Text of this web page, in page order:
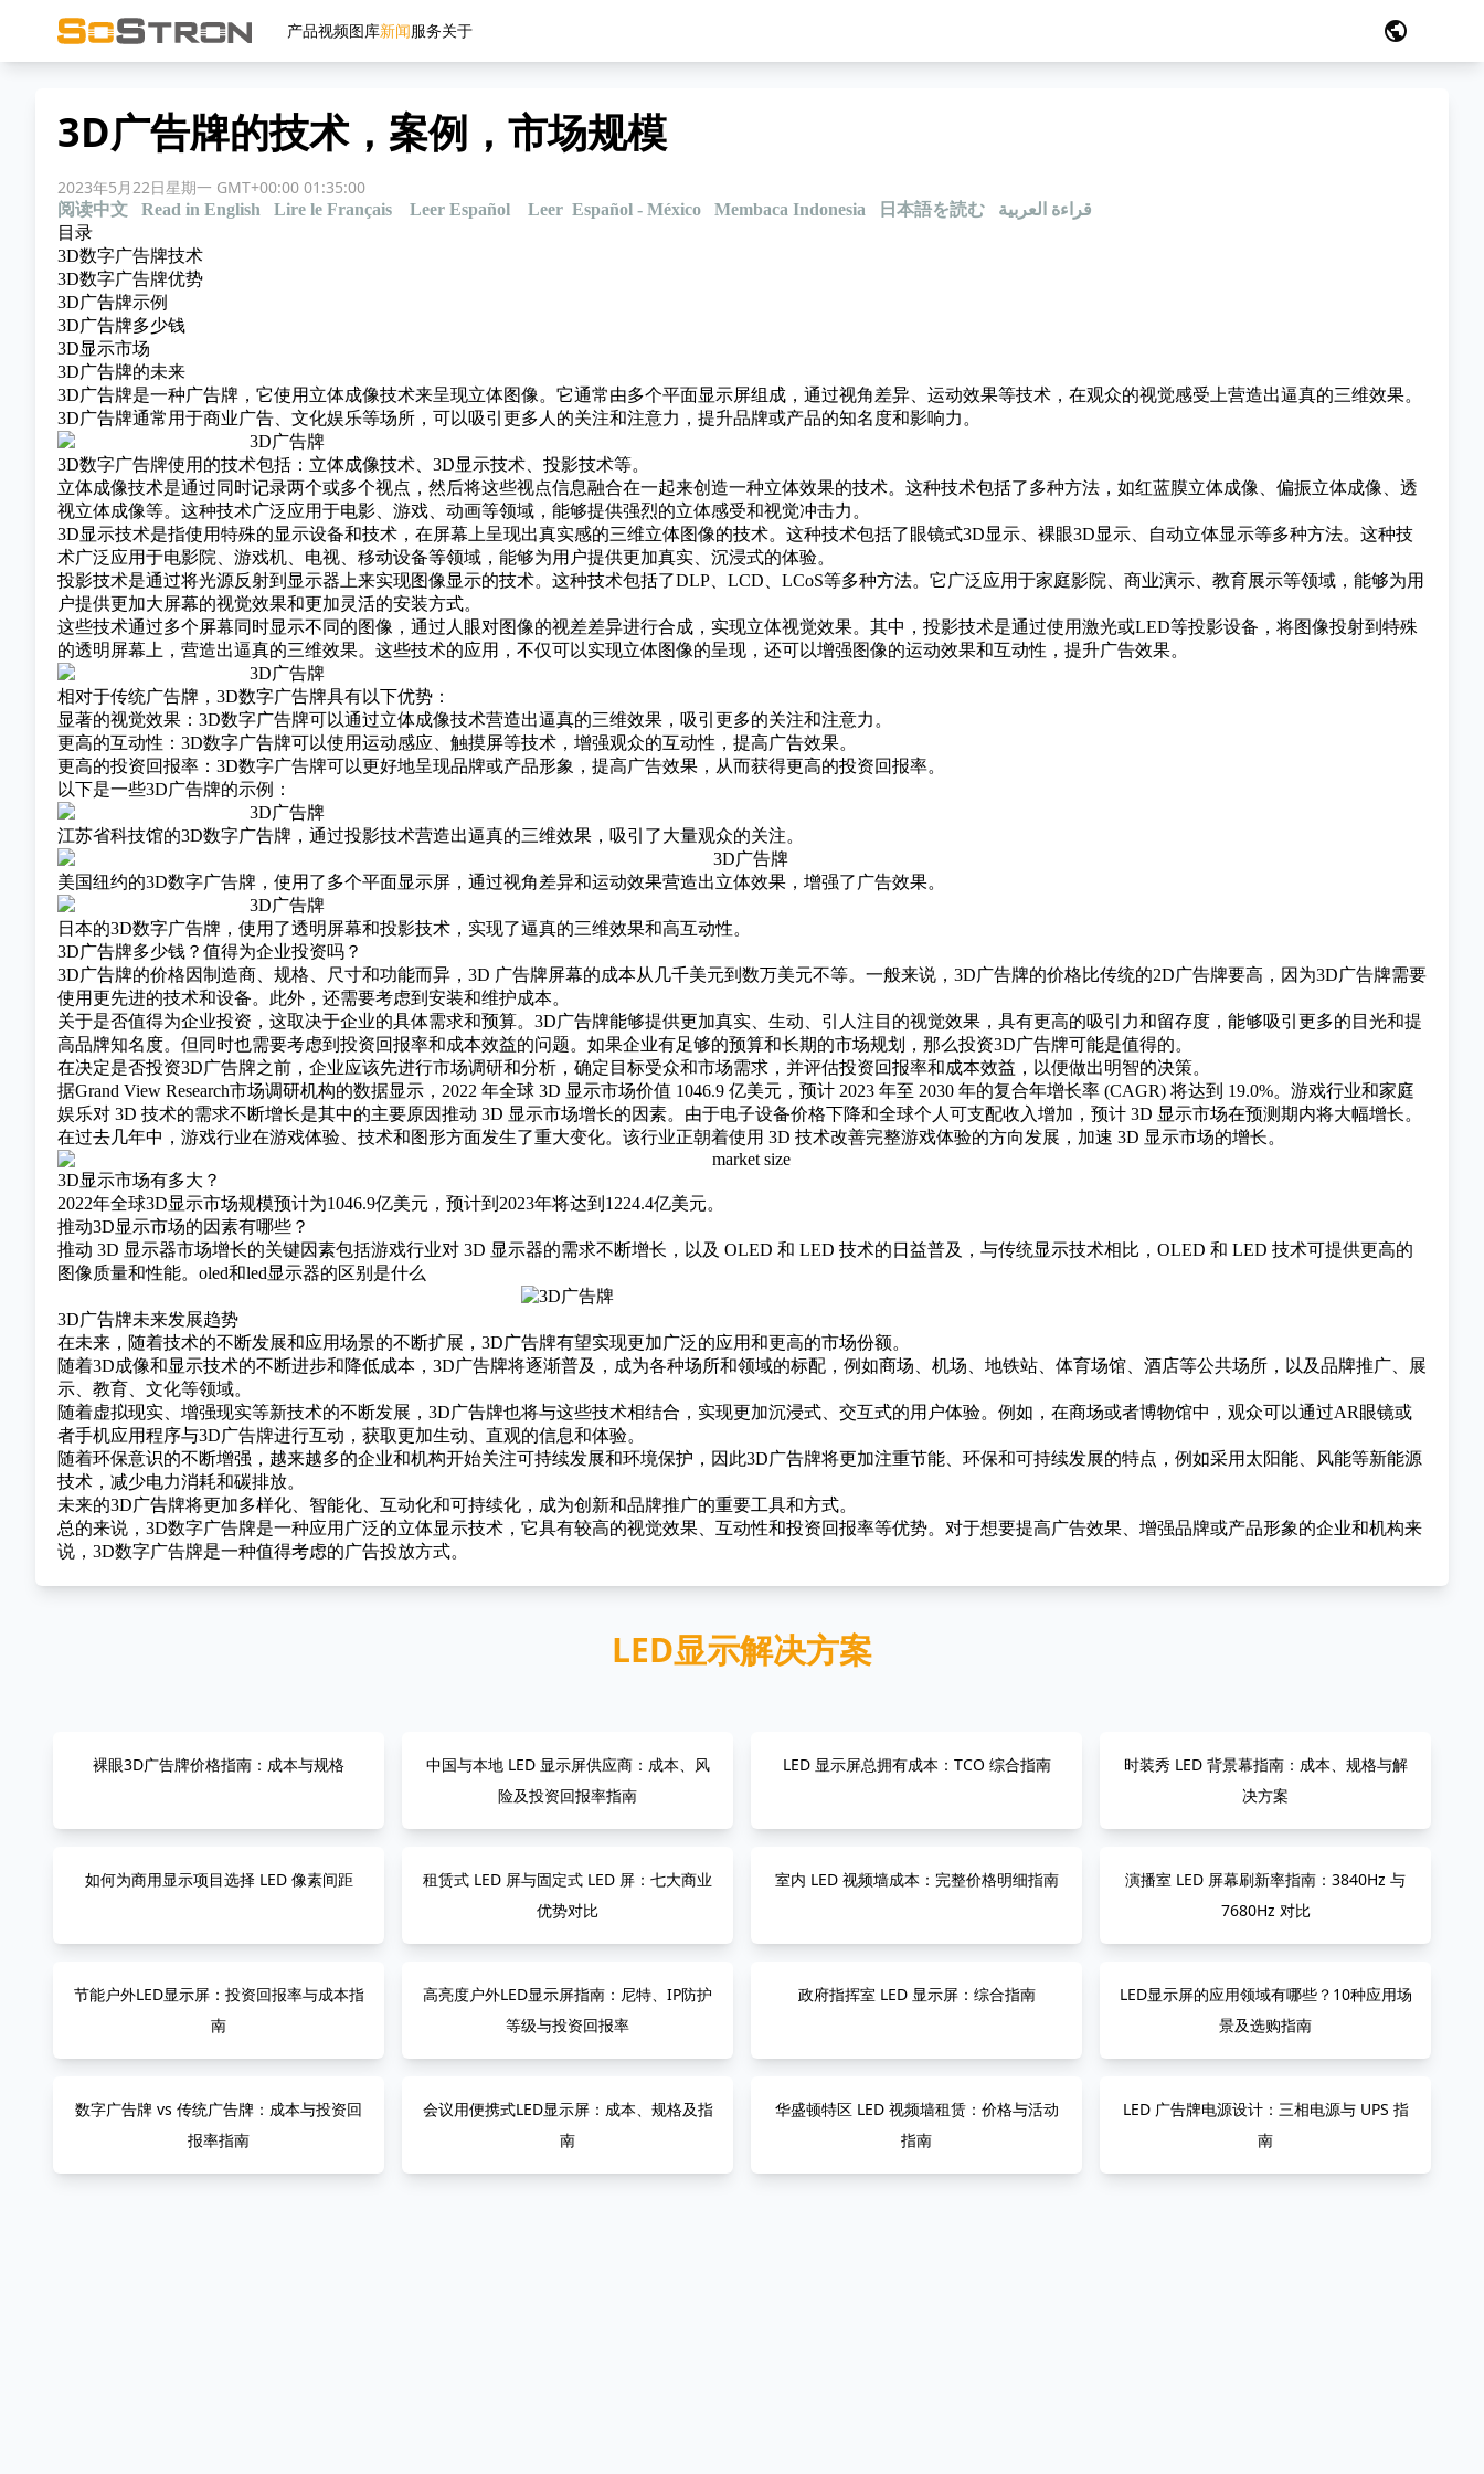
产品视频图库新闻服务关于 public
3D广告牌的技术，案例，市场规模
2023年5月22日星期一 GMT+00:00 01:35:00
阅读中文 Read in English Lire le Français Leer Español Leer Español - México Membaca Indonesia 日本語を読む
قراءة العربية
目录
3D数字广告牌技术
3D数字广告牌优势
3D广告牌示例
3D广告牌多少钱
3D显示市场
3D广告牌的未来
3D广告牌是一种广告牌，它使用 立体成像技术来呈现立体图像。它通常由多个平面显示屏组成，通过视角差异、运动效果等技术，在观众的视觉感受上营造出逼真的三维效果。
3D广告牌通常用于商业广告、文化娱乐等场所，可以吸引更多人的关注和注意力，提升品牌或产品的知名度和影响力。
3D数字广告牌使用的技术包括：立体成像技术、3D显示技术、投影技术等。
立体成像技术是通过同时记录两个或多个视点，然后将这些视点信息融合在一起来创造一种立体效果的技术。这种技术包括了多种方法，如红蓝膜立体成像、偏振立体成像、透
视立体成像等。这种技术广泛应用于电影、游戏、动画等领域，能够提供强烈的立体感受和视觉冲击力。
3D显示技术是指使用特殊的显示设备和技术，在屏幕上呈现出真实感的三维立体图像的技术。这种技术包括了眼镜式3D显示、裸眼3D显示、自动立体显示等多种方法。这种技
术广泛应用于电影院、游戏机、电视、移动设备等领域，能够为用户提供更加真实、沉浸式的体验。
投影技术是通过将光源反射到显示器上来实现图像显示的技术。这种技术包括了DLP、LCD、LCoS等多种方法。它广泛应用于家庭影院、商业演示、教育展示等领域，能够为用
户提供更加大屏幕的视觉效果和更加灵活的安装方式。
这些技术通过多个屏幕同时显示不同的图像，通过人眼对图像的视差差异进行合成，实现立体视觉效果。其中，投影技术是通过使用激光或LED等投影设备，将图像投射到特殊
的透明屏幕上，营造出逼真的三维效果。这些技术的应用，不仅可以实现立体图像的呈现，还可以增强图像的运动效果和互动性，提升广告效果。
相对于传统广告牌，3D数字广告牌具有以下优势：
显著的视觉效果：3D数字广告牌可以通过立体成像技术营造出逼真的三维效果，吸引更多的关注和注意力。
更高的互动性：3D数字广告牌可以使用运动感应、触摸屏等技术，增强观众的互动性，提高广告效果。
更高的投资回报率：3D数字广告牌可以更好地呈现品牌或产品形象，提高广告效果，从而获得更高的投资回报率。
以下是一些3D广告牌的示例：
江苏省科技馆的3D数字广告牌，通过投影技术营造出逼真的三维效果，吸引了大量观众的关注。
美国纽约的3D数字广告牌，使用了多个平面显示屏，通过视角差异和运动效果营造出立体效果，增强了广告效果。
日本的3D数字广告牌，使用了透明屏幕和投影技术，实现了逼真的三维效果和高互动性。
3D广告牌多少钱？值得为企业投资吗？
3D广告牌的价格因制造商、规格、尺寸和功能而异，3D 广告牌屏幕的成本从几千美元到数万美元不等。一般来说，3D广告牌的价格比传统的2D广告牌要高，因为3D广告牌需要
使用更先进的技术和设备。此外，还需要考虑到安装和维护成本。
关于是否值得为企业投资，这取决于企业的具体需求和预算。3D广告牌能够提供更加真实、生动、引人注目的视觉效果，具有更高的吸引力和留存度，能够吸引更多的目光和提
高品牌知名度。但同时也需要考虑到投资回报率和成本效益的问题。如果企业有足够的预算和长期的市场规划，那么投资3D广告牌可能是值得的。
在决定是否投资3D广告牌之前，企业应该先进行市场调研和分析，确定目标受众和市场需求，并评估投资回报率和成本效益，以便做出明智的决策。
据Grand View Research市场调研机构的数据显示，2022 年全球 3D 显示市场价值 1046.9 亿美元，预计 2023 年至 2030 年的复合年增长率 (CAGR) 将达到 19.0%。游戏行业和家庭
娱乐对 3D 技术的需求不断增长是其中的主要原因推动 3D 显示市场增长的因素。由于电子设备价格下降和全球个人可支配收入增加，预计 3D 显示市场在预测期内将大幅增长。
在过去几年中，游戏行业在游戏体验、技术和图形方面发生了重大变化。该行业正朝着使用 3D 技术改善完整游戏体验的方向发展，加速 3D 显示市场的增长。
3D显示市场有多大？
2022年全球3D显示市场规模预计为1046.9亿美元，预计到2023年将达到1224.4亿美元。
推动3D显示市场的因素有哪些？
推动 3D 显示器市场增长的关键因素包括游戏行业对 3D 显示器的需求不断增长，以及 OLED 和 LED 技术的日益普及，与传统显示技术相比，OLED 和 LED 技术可提供更高的
图像质量和性能。 oled和led显示器的区别是什么
3D广告牌未来发展趋势
在未来，随着技术的不断发展和应用场景的不断扩展，3D广告牌有望实现更加广泛的应用和更高的市场份额。
随着3D成像和显示技术的不断进步和降低成本，3D广告牌将逐渐普及，成为各种场所和领域的标配，例如商场、机场、地铁站、体育场馆、酒店等公共场所，以及品牌推广、展
示、教育、文化等领域。
随着虚拟现实、增强现实等新技术的不断发展，3D广告牌也将与这些技术相结合，实现更加沉浸式、交互式的用户体验。例如，在商场或者博物馆中，观众可以通过AR眼镜或
者手机应用程序与3D广告牌进行互动，获取更加生动、直观的信息和体验。
随着环保意识的不断增强，越来越多的企业和机构开始关注可持续发展和环境保护，因此3D广告牌将更加注重节能、环保和可持续发展的特点，例如采用太阳能、风能等新能源
技术，减少电力消耗和碳排放。
未来的3D广告牌将更加多样化、智能化、互动化和可持续化，成为创新和品牌推广的重要工具和方式。
总的来说，3D数字广告牌是一种应用广泛的立体显示技术，它具有较高的视觉效果、互动性和投资回报率等优势。对于想要提高广告效果、增强品牌或产品形象的企业和机构来
说，3D数字广告牌是一种值得考虑的广告投放方式。
LED显示解决方案
裸眼3D广告牌价格指南：成本与规格
中国与本地 LED 显示屏供应商：成本、风
险及投资回报率指南
LED 显示屏总拥有成本：TCO 综合指南
时装秀 LED 背景幕指南：成本、规格与解
决方案
如何为商用显示项目选择 LED 像素间距
租赁式 LED 屏与固定式 LED 屏：七大商业
优势对比
室内 LED 视频墙成本：完整价格明细指南
演播室 LED 屏幕刷新率指南：3840Hz 与
7680Hz 对比
节能户外LED显示屏：投资回报率与成本指
南
高亮度户外LED显示屏指南：尼特、IP防护
等级与投资回报率
政府指挥室 LED 显示屏：综合指南
LED显示屏的应用领域有哪些？10种应用场
景及选购指南
数字广告牌 vs 传统广告牌：成本与投资回
报率指南
会议用便携式LED显示屏：成本、规格及指
南
华盛顿特区 LED 视频墙租赁：价格与活动
指南
LED 广告牌电源设计：三相电源与 UPS 指
南